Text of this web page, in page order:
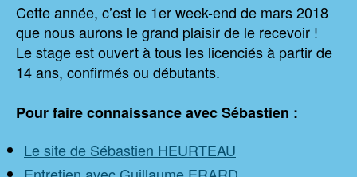
Cette année, c’est le 1er week-end de mars 2018
que nous aurons le grand plaisir de le recevoir !
Le stage est ouvert à tous les licenciés à partir de
14 ans, confirmés ou débutants.
Pour faire connaissance avec Sébastien :
Le site de Sébastien HEURTEAU